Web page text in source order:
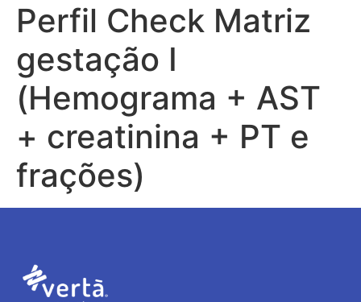
Perfil Check Matriz
gestação I
(Hemograma + AST
+ creatinina + PT e
frações)